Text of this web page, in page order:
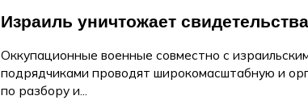
Израиль уничтожает
Оккупационные военные совместно с
подрядчиками проводят широкомасштабную и
по разбору и...